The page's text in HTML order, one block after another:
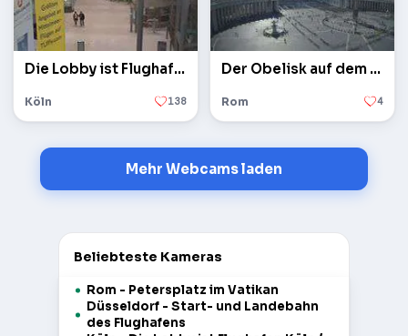
Die Lobby ist Flughafen Köln / Bonn
Köln 138
Der Obelisk auf dem Petersplatz im Vatikan
Rom 4
Mehr Webcams laden
Beliebteste Kameras
Rom - Petersplatz im Vatikan
Düsseldorf - Start- und Landebahn
des Flughafens